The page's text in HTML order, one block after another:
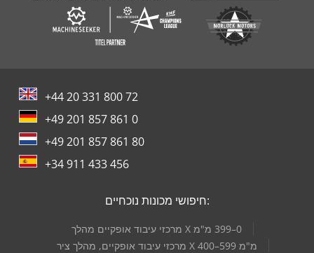
+44 20 331 800 72
+49 201 857 861 0
+49 201 857 861 80
+34 911 433 456
חיפושי מכונות נוכחיים:
מרכזי עיבוד אופקיים, מהלך ציר X 400–599 מ"מ